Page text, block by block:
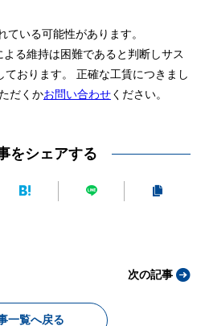
いる可能性があります。
る維持は困難であると判断しサス
おります。 正確な工賃につきまし
だくかお問い合わせください。
をシェアする
一覧へ戻る
次の記事